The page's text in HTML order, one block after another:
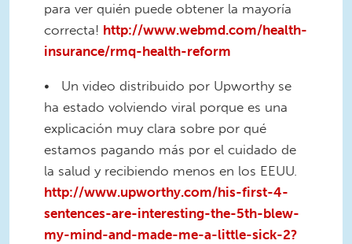
para ver quién puede obtener la mayoría
correcta! http://www.webmd.com/health-
insurance/rmq-health-reform
• Un video distribuido por Upworthy se
ha estado volviendo viral porque es una
explicación muy clara sobre por qué
estamos pagando más por el cuidado de
la salud y recibiendo menos en los EEUU.
http://www.upworthy.com/his-first-4-
sentences-are-interesting-the-5th-blew-
my-mind-and-made-me-a-little-sick-2?